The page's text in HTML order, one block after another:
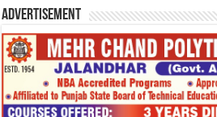
Advertisement